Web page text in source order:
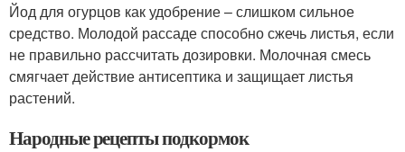
Йод для огурцов как удобрение – слишком сильное
средство. Молодой рассаде способно сжечь листья, если
не правильно рассчитать дозировки. Молочная смесь
смягчает действие антисептика и защищает листья
растений.
Народные рецепты подкормок